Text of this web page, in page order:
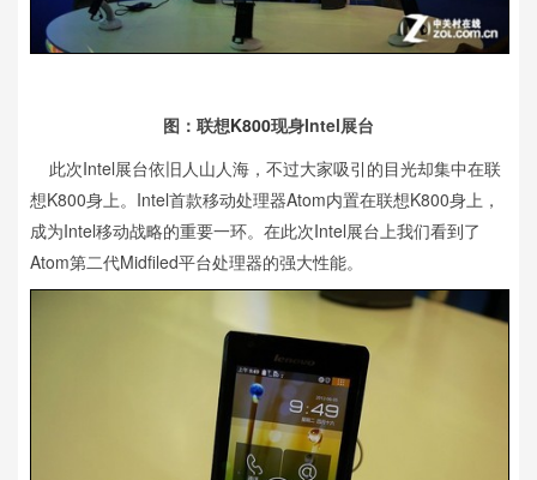
图：联想K800现身Intel展台
此次Intel展台依旧人山人海，不过大家吸引的目光却集中在联
想K800身上。Intel首款移动处理器Atom内置在联想K800身上，
成为Intel移动战略的重要一环。在此次Intel展台上我们看到了
Atom第二代Midfiled平台处理器的强大性能。